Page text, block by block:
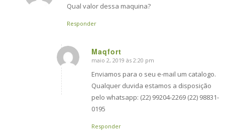
Qual valor dessa maquina?
Responder
Maqfort
says:
maio 2, 2019 às 2:20 pm
Enviamos para o seu e-mail um catalogo.
Qualquer duvida estamos a disposição
pelo whatsapp: (22) 99204-2269 (22) 98831-
0195
Responder